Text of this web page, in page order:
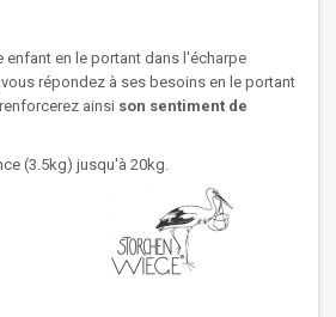
enfant en le portant dans l'écharpe
répondez à ses besoins en le portant
ainsi son sentiment de
(3.5kg) jusqu'à 20kg.